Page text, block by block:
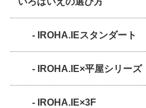
- IROHA.IEスタンダート
- IROHA.IE×平屋シリーズ
- IROHA.IE×3F